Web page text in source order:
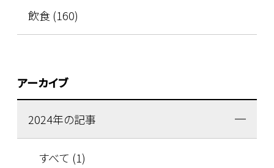
飲食 (160)
アーカイブ
2024年の記事
すべて (1)